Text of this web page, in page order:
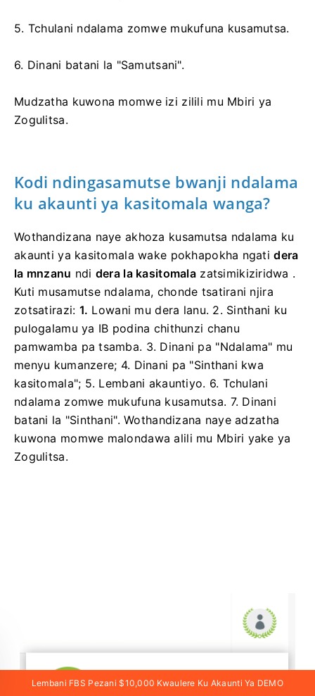
5. Tchulani ndalama zomwe mukufuna kusamutsa.
6. Dinani batani la "Samutsani".
Mudzatha kuwona momwe izi zilili mu Mbiri ya
Zogulitsa.
Kodi ndingasamutse bwanji ndalama
ku akaunti ya kasitomala wanga?
Wothandizana naye akhoza kusamutsa ndalama ku
akaunti ya kasitomala wake pokhapokha ngatidera
la mnzanu ndi dera la kasitomalazatsimikiziridwa .
Kuti musamutse ndalama, chonde tsatirani njira
zotsatirazi: 1. Lowani mu dera lanu. 2. Sinthani ku
pulogalamu ya IB podina chithunzi chanu
pamwamba pa tsamba. 3. Dinani pa "Ndalama" mu
menyu kumanzere; 4. Dinani pa "Sinthani kwa
kasitomala"; 5. Lembani akauntiyo. 6. Tchulani
ndalama zomwe mukufuna kusamutsa. 7. Dinani
batani la "Sinthani".Wothandizana naye adzatha
kuwona momwe malondawa alili mu Mbiri yake ya
Zogulitsa.
Lembani FBS Pezani $10,000 Kwaulere Ku Akaunti Ya DEMO